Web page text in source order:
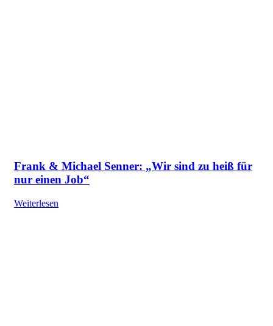
Frank & Michael Senner: „Wir sind zu heiß für
nur einen Job“
Weiterlesen